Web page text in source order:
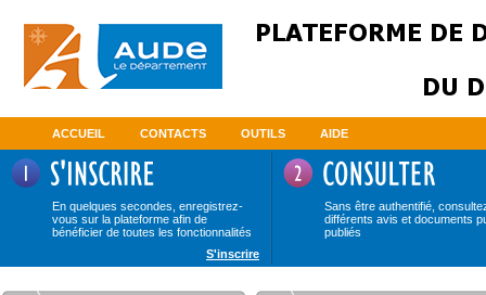
ACCUEIL CONTACTS OUTILS AIDE
En quelques secondes, enregistrez-
vous sur la plateforme afin de
bénéficier de toutes les fonctionnalités
Sans être authentifié,
différents avis et documents
publiés
S'inscrire